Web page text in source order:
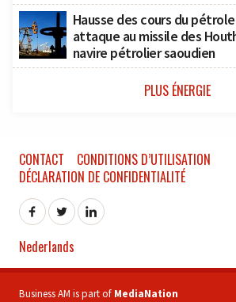
Hausse des cours du
attaque au missile des
navire pétrolier saoudien
PLUS ÉNERGIE
CONTACT
CONDITIONS D’UTILISATION
DÉCLARATION DE CONFIDENTIALITÉ
Nederlands
Business AM is part of MediaNation